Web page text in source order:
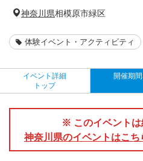
神奈川県相模原市緑区
体験イベント・アクティビティ
イベント詳細
トップ
開催期
※ このイベントは
神奈川県のイベントはこち